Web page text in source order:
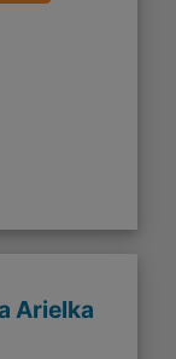
Arielka